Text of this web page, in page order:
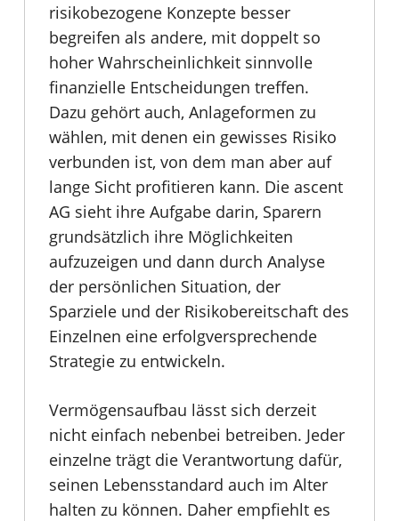
risikobezogene Konzepte besser
begreifen als andere, mit doppelt so
hoher Wahrscheinlichkeit sinnvolle
finanzielle Entscheidungen treffen.
Dazu gehört auch, Anlageformen zu
wählen, mit denen ein gewisses Risiko
verbunden ist, von dem man aber auf
lange Sicht profitieren kann. Die ascent
AG sieht ihre Aufgabe darin, Sparern
grundsätzlich ihre Möglichkeiten
aufzuzeigen und dann durch Analyse
der persönlichen Situation, der
Sparziele und der Risikobereitschaft des
Einzelnen eine erfolgversprechende
Strategie zu entwickeln.
Vermögensaufbau lässt sich derzeit
nicht einfach nebenbei betreiben. Jeder
einzelne trägt die Verantwortung dafür,
seinen Lebensstandard auch im Alter
halten zu können. Daher empfiehlt es